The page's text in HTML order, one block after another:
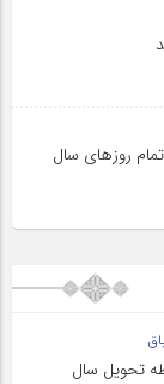
روزهای سال
تحویل سال